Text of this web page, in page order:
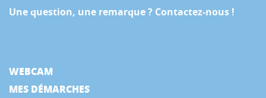
Une question, une remarque ? Contactez-nous !
WEBCAM
MES DÉMARCHES